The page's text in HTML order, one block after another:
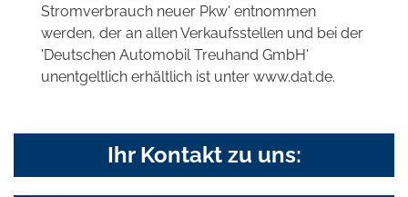
Stromverbrauch neuer Pkw' entnommen
werden, der an allen Verkaufsstellen und bei der
'Deutschen Automobil Treuhand GmbH'
unentgeltlich erhältlich ist unter www.dat.de.
Ihr Kontakt zu uns: